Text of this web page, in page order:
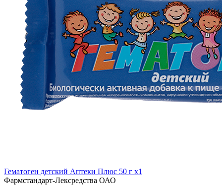
Гематоген детский Аптеки Плюс 50 г x1
Фармстандарт-Лексредства ОАО